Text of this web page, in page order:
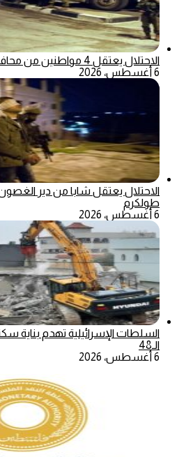
الاحتلال يعتقل 4 مواطنين من محافظة نابلس
6 أغسطس، 2026
الاحتلال يعتقل شابا من دير
طولكرم
6 أغسطس، 2026
السلطات الإسرائيلية تهدم بناية
الـ48
6 أغسطس، 2026